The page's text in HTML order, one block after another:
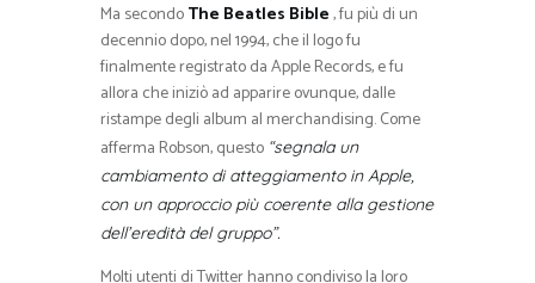
Ma secondoThe Beatles Bible, fu più di un
decennio dopo, nel 1994, che il logo fu
finalmente registrato da Apple Records, e fu
allora che iniziò ad apparire ovunque, dalle
ristampe degli album al merchandising. Come
afferma Robson, questo “segnala un
cambiamento di atteggiamento in Apple,
con un approccio più coerente alla gestione
dell’eredità del gruppo”.